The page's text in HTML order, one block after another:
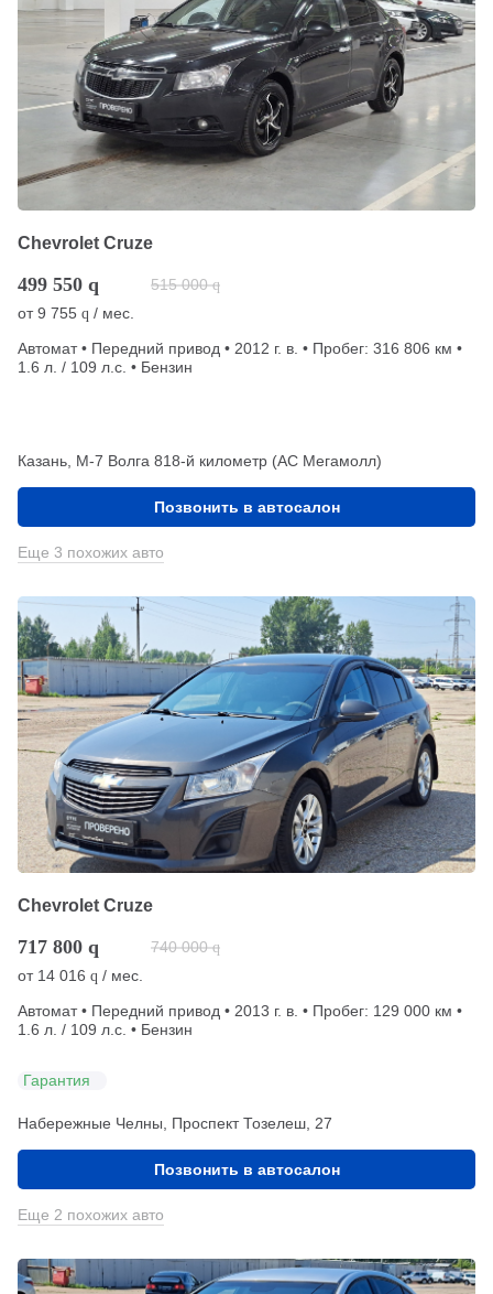
Chevrolet Cruze
499 550 q 515 000 q
от9 755 q / мес.
Автомат • Передний привод • 2012 г. в. • Пробег: 316 806 км •
1.6 л. / 109 л.с. • Бензин
Казань, М-7 Волга 818-й километр (АС Мегамолл)
Позвонить в автосалон
Еще 3 похожих авто
Chevrolet Cruze
717 800 q 740 000 q
от 14 016 q / мес.
Автомат • Передний привод • 2013 г. в. • Пробег: 129 000 км •
1.6 л. / 109 л.с. • Бензин
Гарантия
Набережные Челны, Проспект Тозелеш, 27
Позвонить в автосалон
Еще 2 похожих авто